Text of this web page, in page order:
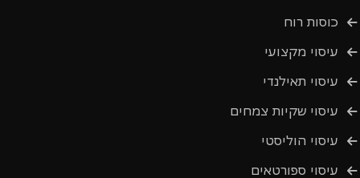
כוסות רוח
עיסוי מקצועי
עיסוי תאילנדי
עיסוי שקיות צמחים
עיסוי הוליסטי
עיסוי ספורטאים